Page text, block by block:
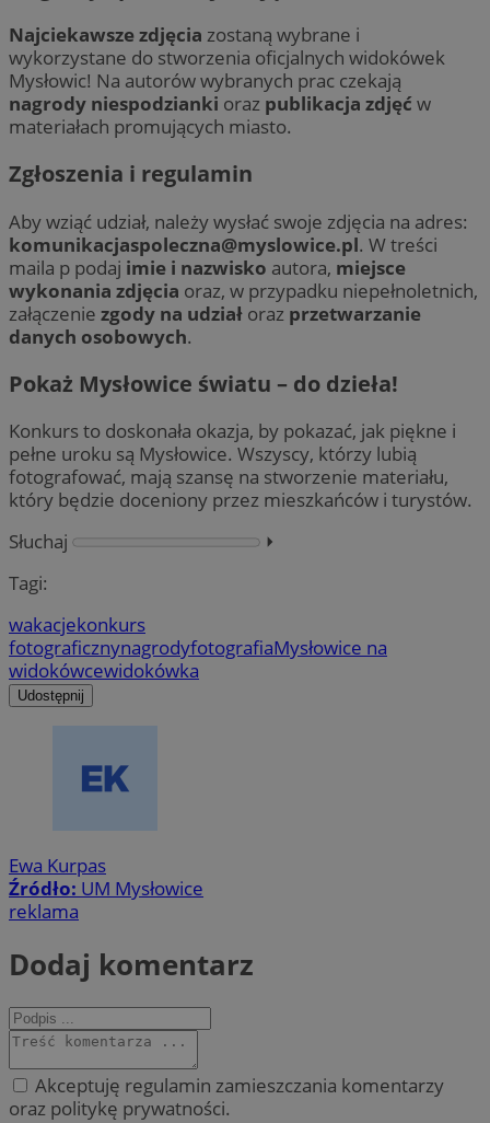
Najciekawsze zdjęcia zostaną wybrane i
wykorzystane do stworzenia oficjalnych widokówek
Mysłowic! Na autorów wybranych prac czekają
nagrody niespodzianki oraz publikacja zdjęć w
materiałach promujących miasto.
Zgłoszenia i regulamin
Aby wziąć udział, należy wysłać swoje zdjęcia na adres:
komunikacjaspoleczna@myslowice.pl. W treści
maila p podaj imie i nazwisko autora, miejsce
wykonania zdjęcia oraz, w przypadku niepełnoletnich,
załączenie zgody na udział oraz przetwarzanie
danych osobowych.
Pokaż Mysłowice światu – do dzieła!
Konkurs to doskonała okazja, by pokazać, jak piękne i
pełne uroku są Mysłowice. Wszyscy, którzy lubią
fotografować, mają szansę na stworzenie materiału,
który będzie doceniony przez mieszkańców i turystów.
Słuchaj
⏵︎
Tagi:
wakacjekonkurs
fotograficznynagrodyfotografiaMysłowice na
widokówcewidokówka
Udostępnij
Ewa Kurpas
Źródło: UM Mysłowice
reklama
Dodaj komentarz
Akceptuję regulamin zamieszczania komentarzy
oraz politykę prywatności.